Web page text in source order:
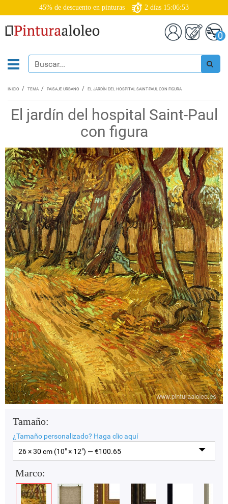
45% de descuento en pinturas 2 días 15:06:53
0
INICIO TEMA PAISAJE URBANO EL JARDÍN DEL HOSPITAL SAINT-PAUL CON FIGURA
El jardín del hospital Saint-Paul
con figura
Tamaño:
¿Tamaño personalizado? Haga clic aquí
26 × 30 cm (10" × 12") — €100.65
Marco: